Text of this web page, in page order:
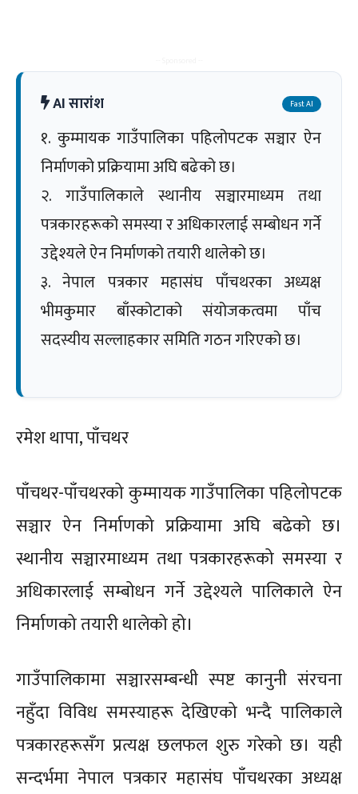
AI सारांश Fast AI
१. कुम्मायक गाउँपालिका पहिलोपटक सञ्चार ऐन
निर्माणको प्रक्रियामा अघि बढेको छ।
२. गाउँपालिकाले स्थानीय सञ्चारमाध्यम तथा
पत्रकारहरूको समस्या र अधिकारलाई सम्बोधन गर्ने
उद्देश्यले ऐन निर्माणको तयारी थालेको छ।
३. नेपाल पत्रकार महासंघ पाँचथरका अध्यक्ष
भीमकुमार बाँस्कोटाको संयोजकत्वमा पाँच
सदस्यीय सल्लाहकार समिति गठन गरिएको छ।
रमेश थापा, पाँचथर
पाँचथर-पाँचथरको कुम्मायक गाउँपालिका पहिलोपटक
सञ्चार ऐन निर्माणको प्रक्रियामा अघि बढेको छ।
स्थानीय सञ्चारमाध्यम तथा पत्रकारहरूको समस्या र
अधिकारलाई सम्बोधन गर्ने उद्देश्यले पालिकाले ऐन
निर्माणको तयारी थालेको हो।
गाउँपालिकामा सञ्चारसम्बन्धी स्पष्ट कानुनी संरचना
नहुँदा विविध समस्याहरू देखिएको भन्दै पालिकाले
पत्रकारहरूसँग प्रत्यक्ष छलफल शुरु गरेको छ। यही
सन्दर्भमा नेपाल पत्रकार महासंघ पाँचथरका अध्यक्ष